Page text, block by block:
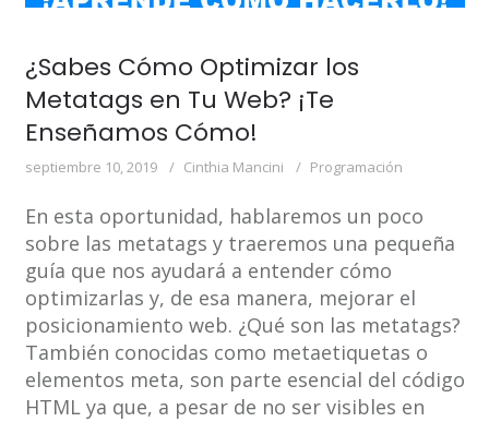
¿Sabes Cómo Optimizar los
Metatags en Tu Web? ¡Te
Enseñamos Cómo!
septiembre 10, 2019 Cinthia Mancini Programación
En esta oportunidad, hablaremos un poco
sobre las metatags y traeremos una pequeña
guía que nos ayudará a entender cómo
optimizarlas y, de esa manera, mejorar el
posicionamiento web. ¿Qué son las metatags?
También conocidas como metaetiquetas o
elementos meta, son parte esencial del código
HTML ya que, a pesar de no ser visibles en